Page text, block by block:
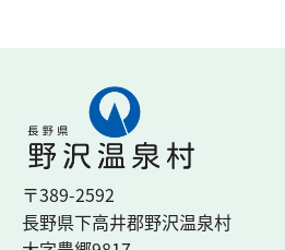
〒389-2592
長野県下高井郡野沢温泉村